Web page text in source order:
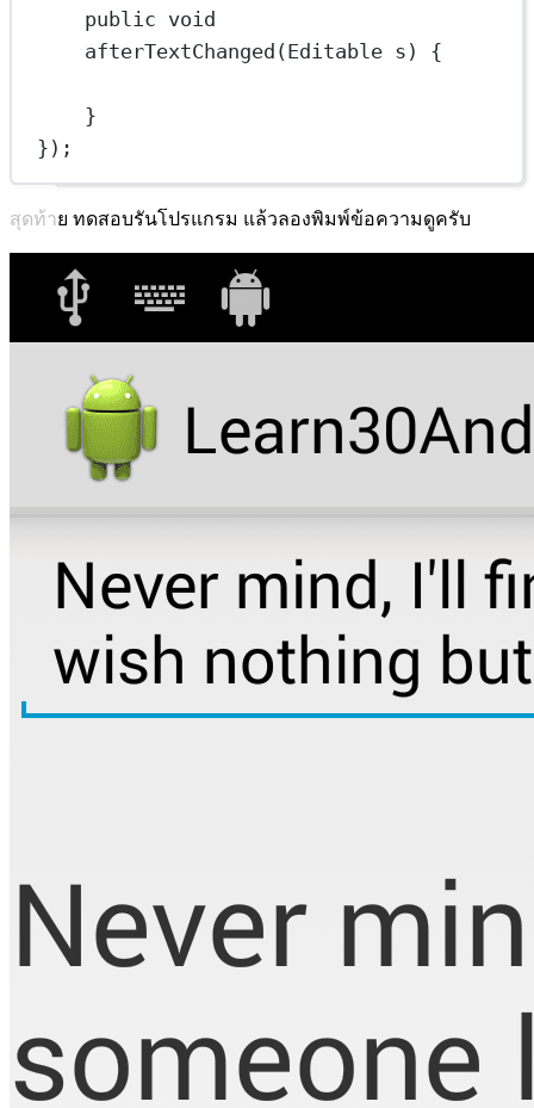
public void
afterTextChanged(Editable s) {
}
});
สุดท้าย ทดสอบรันโปรแกรม แล้วลองพิมพ์ข้อความดูครับ